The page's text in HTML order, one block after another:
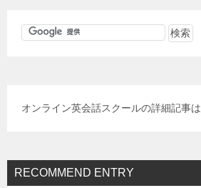
オンライン英会話スクールの詳細記事は
RECOMMEND ENTRY